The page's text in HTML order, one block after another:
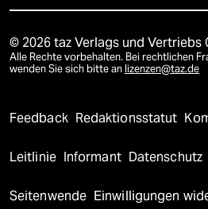
© 2026 taz Verlags und Vertriebs
Alle Rechte vorbehalten. Bei rechtlichen
wenden Sie sich bitte an lizenzen@taz.de
Feedback Redaktionsstatut
Leitlinie Informant Datenschutz
Seitenwende Einwilligungen